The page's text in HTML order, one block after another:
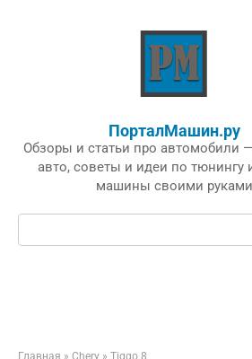
ПорталМашин.ру
Обзоры и статьи про автомобили
авто, советы и идеи по тюнингу
машины своими руками
Поиск:
Главная » Chery » Tiggo 8